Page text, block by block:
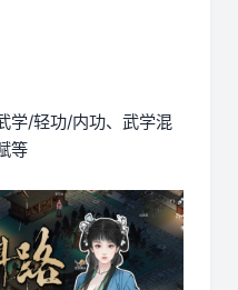
学/轻功/内功、武学混
等